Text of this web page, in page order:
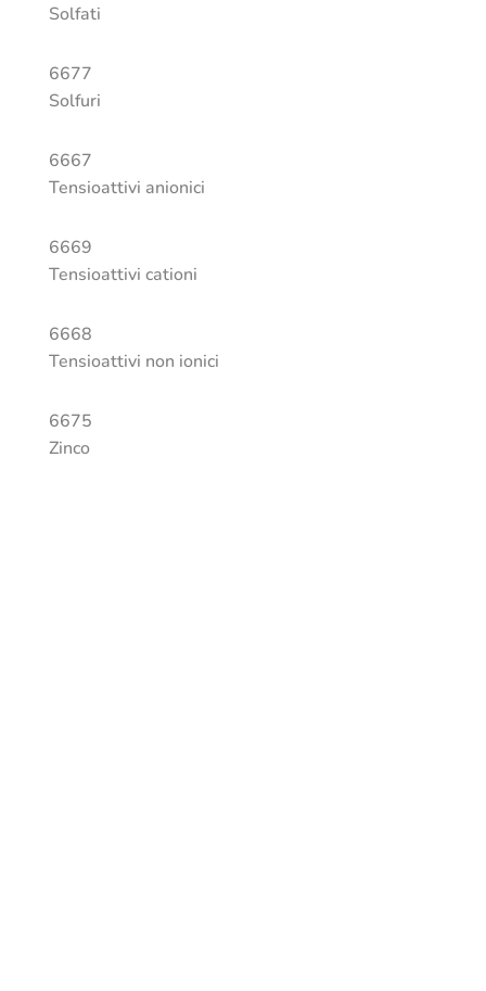
Solfati
6677
Solfuri
6667
Tensioattivi anionici
6669
Tensioattivi cationi
6668
Tensioattivi non ionici
6675
Zinco